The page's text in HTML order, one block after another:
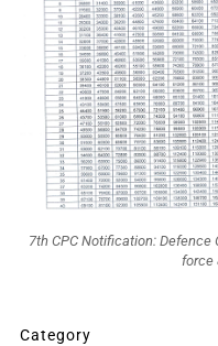
7th CPC Notification: Defence
force
Category